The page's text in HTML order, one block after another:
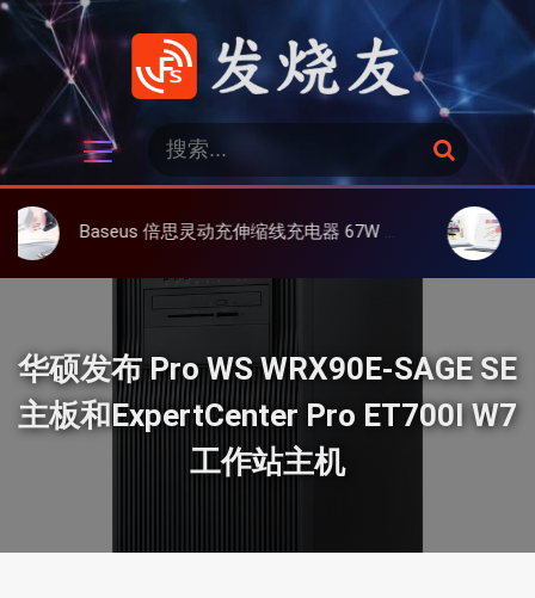
跳
发烧友
：
搜
索
Baseus 倍思灵动充伸缩线充电器 67W 3C，超耐用可伸缩线、氮化镓、3C多设备同时充 大上
华硕发布 Pro WS WRX90E-SAGE SE
主板和ExpertCenter Pro ET700I W7
工作站主机